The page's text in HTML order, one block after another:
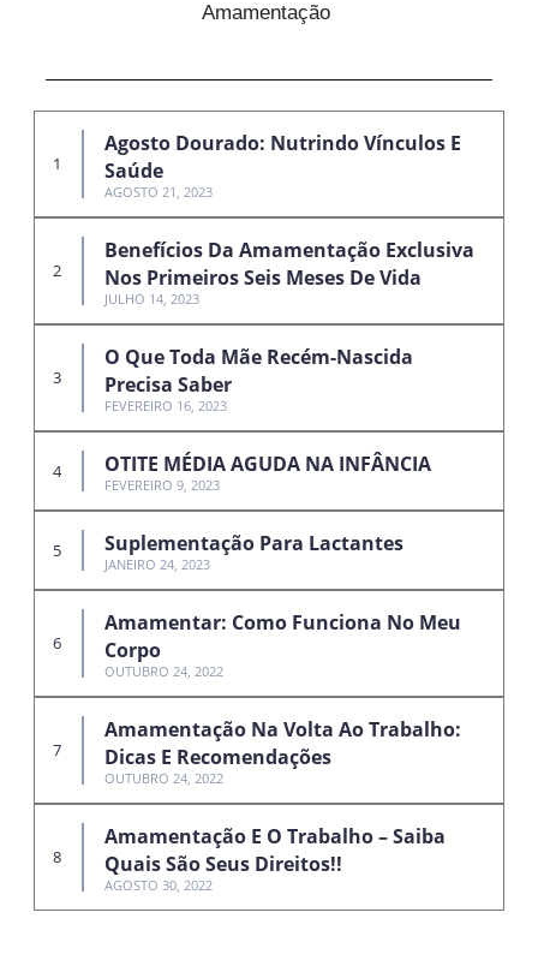
Amamentação
Agosto Dourado: Nutrindo Vínculos E
Saúde
AGOSTO 21, 2023
Benefícios Da Amamentação Exclusiva
Nos Primeiros Seis Meses De Vida
JULHO 14, 2023
O Que Toda Mãe Recém-Nascida
Precisa Saber
FEVEREIRO 16, 2023
OTITE MÉDIA AGUDA NA INFÂNCIA
FEVEREIRO 9, 2023
Suplementação Para Lactantes
JANEIRO 24, 2023
Amamentar: Como Funciona No Meu
Corpo
OUTUBRO 24, 2022
Amamentação Na Volta Ao Trabalho:
Dicas E Recomendações
OUTUBRO 24, 2022
Amamentação E O Trabalho – Saiba
Quais São Seus Direitos!!
AGOSTO 30, 2022